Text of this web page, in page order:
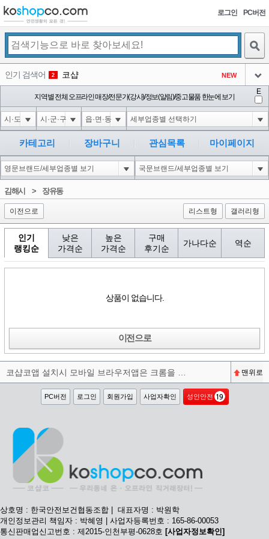
로그인 PC버전
인기 검색어 2 코샵 NEW
3 10'XOR(1*if(now()=sysdate(),sleep(15),0))XOR'Z
아이콘
4 1'||DBMS_PIPE.RECEIVE_MESSAGE(CHR(98)||CHR(98)||CHR(98),15)||'
아이콘
5 1*if(now()=sysdate(),sleep(15),0)
아이콘
2
6 10"XOR(1*if(now()=sysdate(),sleep(15),0))XOR"Z
아이콘
2
1
지역별 전체 오프라인 매장/전문가(강사)/정보(알림)/중고물품 한눈에 보기
E
카테고리 장바구니 관심목록 마이페이지
김해시 > 장유동
이전으로 리스트형 갤러리형
인기
랭킹순
낮은
가격순
높은
가격순
구매
후기순
가나다순 역순
상품이 없습니다.
이전으로
맨위로
PC버전 로그인 회원가입 사업자확인 성인안전
상호명 : 한국안전보건협동조합 | 대표자명 : 박원학
개인정보관리 책임자 : 박혜영 | 사업자등록번호 : 165-86-00053
통신판매업신고번호 : 제2015-인천부평-0628호 [사업자정보확인]